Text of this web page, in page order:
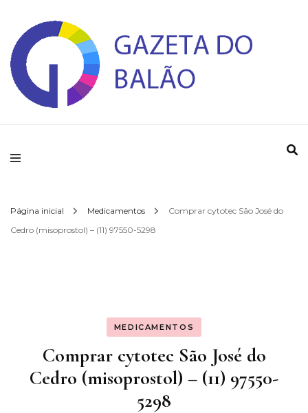
Gazeta do Balao
Página inicial Medicamentos
Comprar cytotec São José do
Cedro (misoprostol) – (11) 97550-5298
MEDICAMENTOS
Comprar cytotec São José do
Cedro (misoprostol) – (11) 97550-
5298